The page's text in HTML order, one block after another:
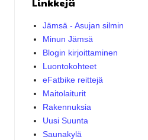
Jämsä - Asujan silmin
Minun Jämsä
Blogin kirjoittaminen
Luontokohteet
eFatbike reittejä
Maitolaiturit
Rakennuksia
Uusi Suunta
Saunakylä